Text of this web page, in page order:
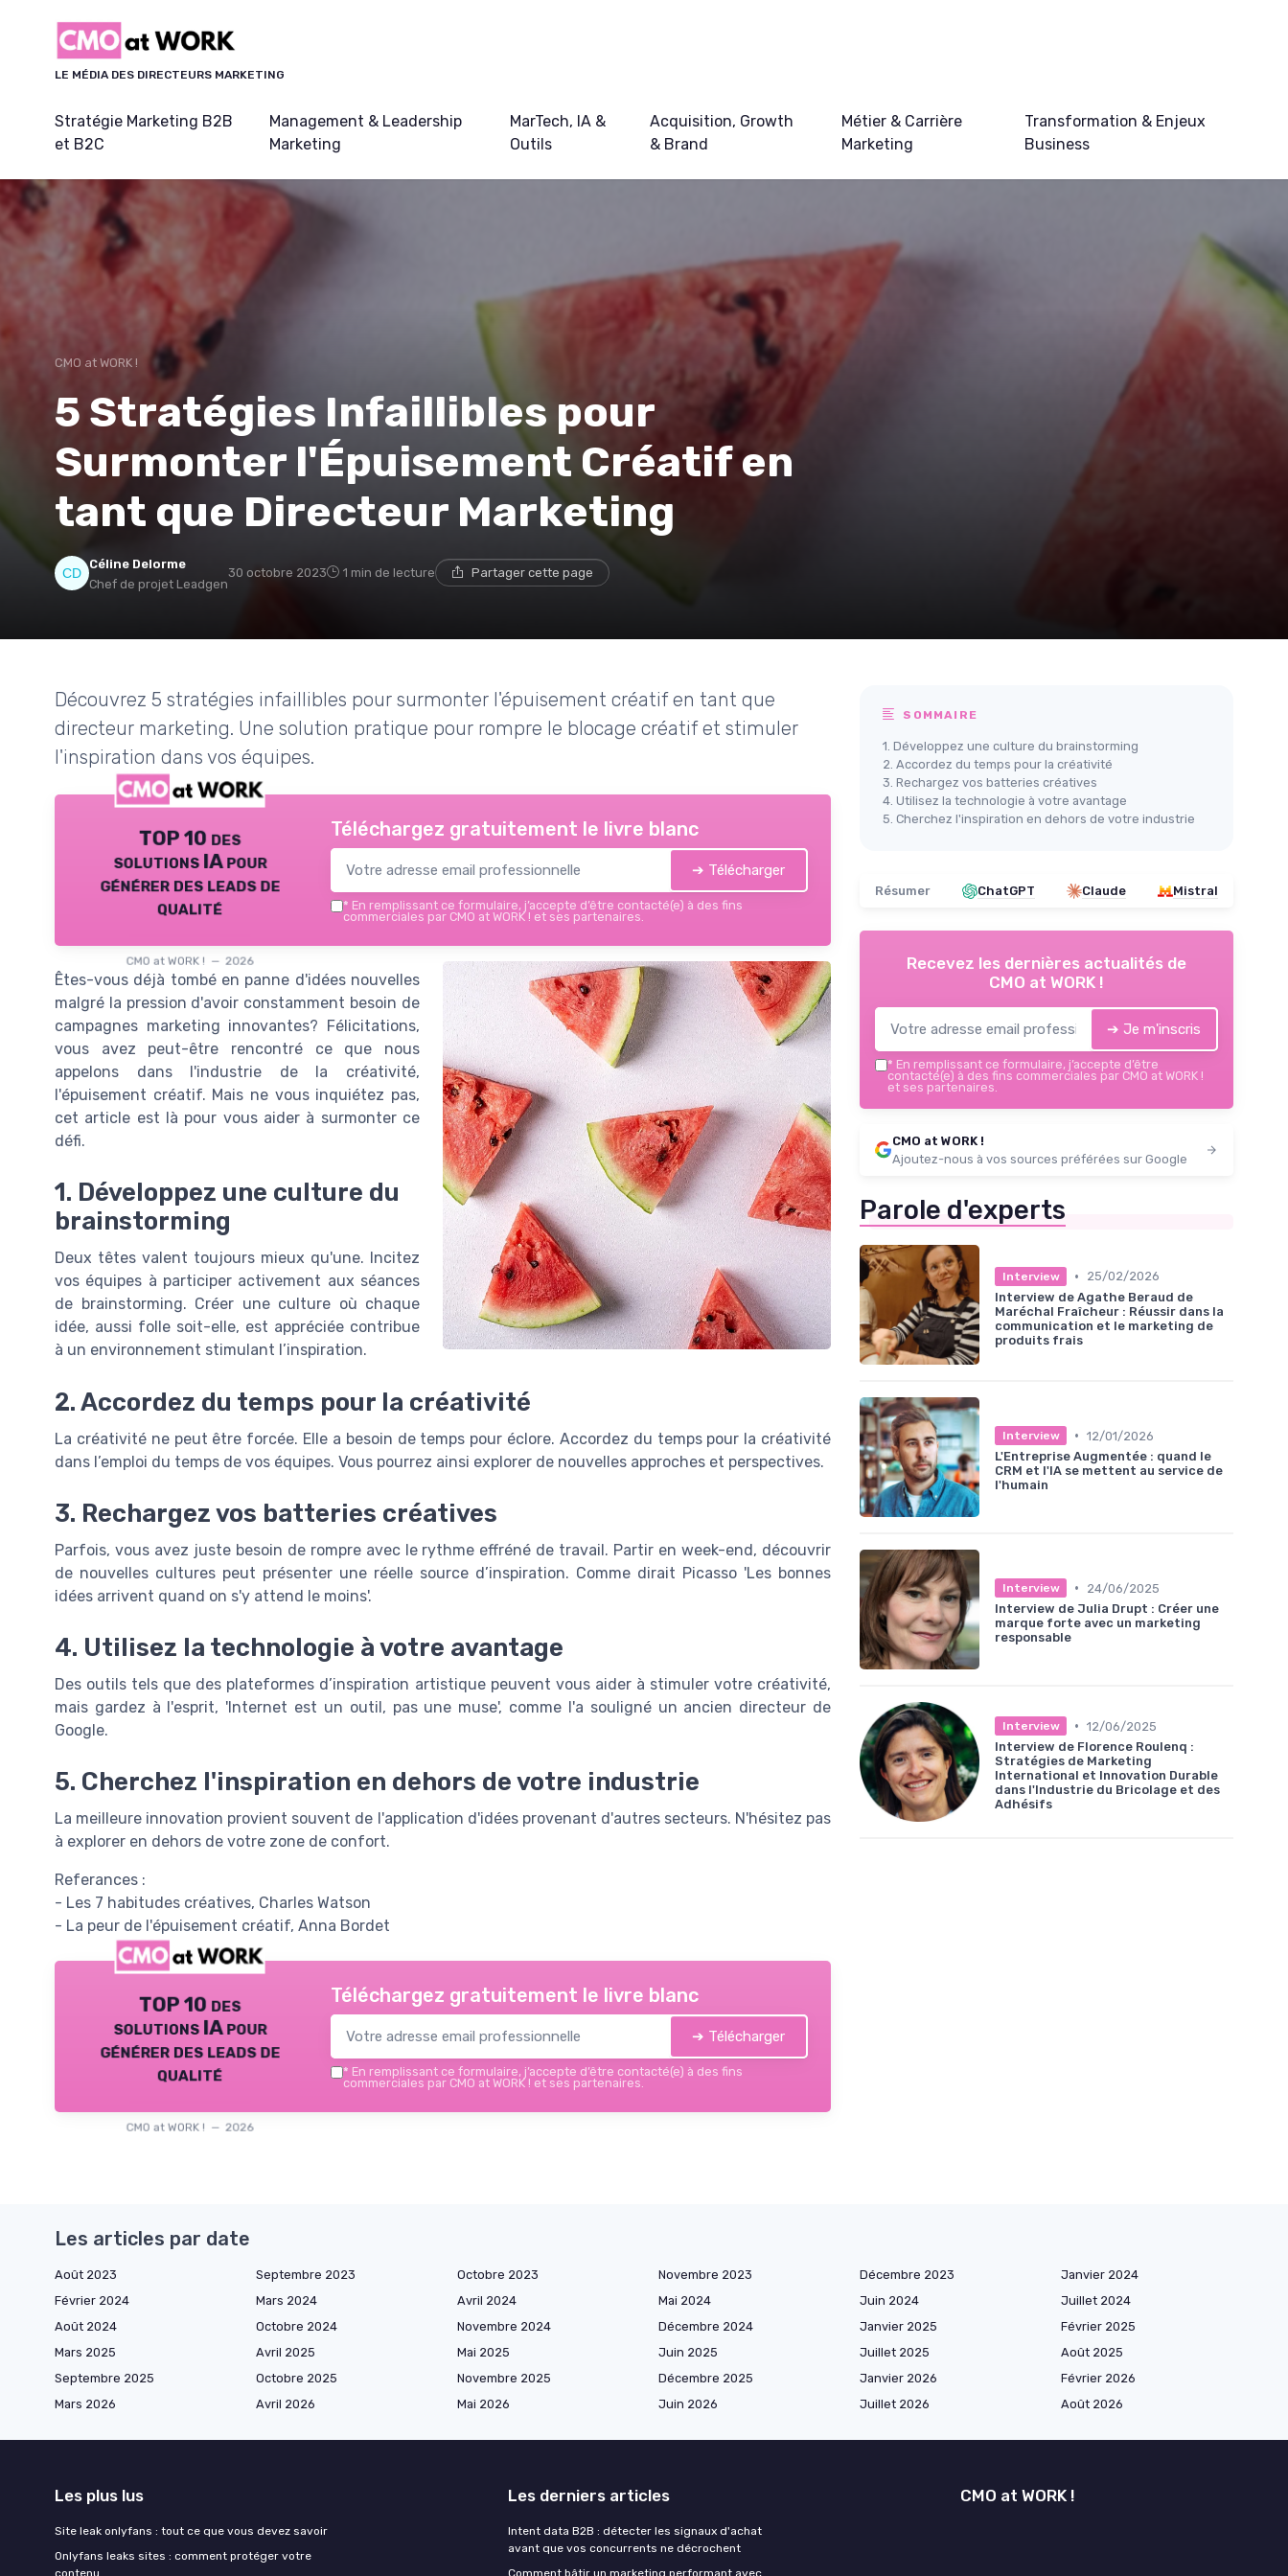
LE MÉDIA DES DIRECTEURS MARKETING
Stratégie Marketing B2B
et B2C
Management & Leadership
Marketing
MarTech, IA &
Outils
Acquisition, Growth
& Brand
Métier & Carrière
Marketing
Transformation & Enjeux
Business
CMO at WORK !
5 Stratégies Infaillibles pour
Surmonter l'Épuisement Créatif en
tant que Directeur Marketing
Céline Delorme
Chef de projet Leadgen
30 octobre 2023 1 min de lecture Partager cette page
Découvrez 5 stratégies infaillibles pour surmonter l'épuisement créatif en tant que
directeur marketing. Une solution pratique pour rompre le blocage créatif et stimuler
l'inspiration dans vos équipes.
TOP 10 des
solutions IA pour
générer des leads de
qualité
CMO at WORK ! — 2026
Téléchargez gratuitement le livre blanc
➔ Télécharger
* En remplissant ce formulaire, j’accepte d’être contacté(e) à des fins
commerciales par CMO at WORK ! et ses partenaires.
Êtes-vous déjà tombé en panne d'idées nouvelles
malgré la pression d'avoir constamment besoin de
campagnes marketing innovantes? Félicitations,
vous avez peut-être rencontré ce que nous
appelons dans l'industrie de la créativité,
l'épuisement créatif. Mais ne vous inquiétez pas,
cet article est là pour vous aider à surmonter ce
défi.
1. Développez une culture du
brainstorming
Deux têtes valent toujours mieux qu'une. Incitez
vos équipes à participer activement aux séances
de brainstorming. Créer une culture où chaque
idée, aussi folle soit-elle, est appréciée contribue
à un environnement stimulant l’inspiration.
2. Accordez du temps pour la créativité
La créativité ne peut être forcée. Elle a besoin de temps pour éclore. Accordez du temps pour la créativité
dans l’emploi du temps de vos équipes. Vous pourrez ainsi explorer de nouvelles approches et perspectives.
3. Rechargez vos batteries créatives
Parfois, vous avez juste besoin de rompre avec le rythme effréné de travail. Partir en week-end, découvrir
de nouvelles cultures peut présenter une réelle source d’inspiration. Comme dirait Picasso 'Les bonnes
idées arrivent quand on s'y attend le moins'.
4. Utilisez la technologie à votre avantage
Des outils tels que des plateformes d’inspiration artistique peuvent vous aider à stimuler votre créativité,
mais gardez à l'esprit, 'Internet est un outil, pas une muse', comme l'a souligné un ancien directeur de
Google.
5. Cherchez l'inspiration en dehors de votre industrie
La meilleure innovation provient souvent de l'application d'idées provenant d'autres secteurs. N'hésitez pas
à explorer en dehors de votre zone de confort.
Referances :
- Les 7 habitudes créatives, Charles Watson
- La peur de l'épuisement créatif, Anna Bordet
TOP 10 des
solutions IA pour
générer des leads de
qualité
CMO at WORK ! — 2026
Téléchargez gratuitement le livre blanc
➔ Télécharger
* En remplissant ce formulaire, j’accepte d’être contacté(e) à des fins
commerciales par CMO at WORK ! et ses partenaires.
SOMMAIRE
1. Développez une culture du brainstorming
2. Accordez du temps pour la créativité
3. Rechargez vos batteries créatives
4. Utilisez la technologie à votre avantage
5. Cherchez l'inspiration en dehors de votre industrie
Résumer ChatGPT Claude Mistral
Recevez les dernières actualités de
CMO at WORK !
➔ Je m'inscris
* En remplissant ce formulaire, j’accepte d’être
contacté(e) à des fins commerciales par CMO at WORK !
et ses partenaires.
CMO at WORK !
Ajoutez-nous à vos sources préférées sur Google
Parole d'experts
Interview •
25/02/2026
Interview de Agathe Beraud de
Maréchal Fraîcheur : Réussir dans la
communication et le marketing de
produits frais
Interview • 12/01/2026
L'Entreprise Augmentée : quand le
CRM et l'IA se mettent au service de
l'humain
Interview •
24/06/2025
Interview de Julia Drupt : Créer une
marque forte avec un marketing
responsable
Interview • 12/06/2025
Interview de Florence Roulenq :
Stratégies de Marketing
International et Innovation Durable
dans l'Industrie du Bricolage et des
Adhésifs
Les articles par date
Août 2023 Septembre 2023 Octobre 2023 Novembre 2023 Décembre 2023
Janvier 2024
Février 2024
Mars 2024 Avril 2024 Mai 2024 Juin 2024
Juillet 2024
Août 2024
Octobre 2024 Novembre 2024 Décembre 2024 Janvier 2025
Février 2025
Mars 2025
Avril 2025 Mai 2025 Juin 2025 Juillet 2025
Août 2025
Septembre 2025
Octobre 2025 Novembre 2025 Décembre 2025 Janvier 2026
Février 2026
Mars 2026
Avril 2026 Mai 2026 Juin 2026 Juillet 2026 Août 2026
Les plus lus
Site leak onlyfans : tout ce que vous devez savoir
Onlyfans leaks sites : comment protéger votre
Les derniers articles
Intent data B2B : détecter les signaux d'achat
avant que vos concurrents ne décrochent
CMO at WORK !